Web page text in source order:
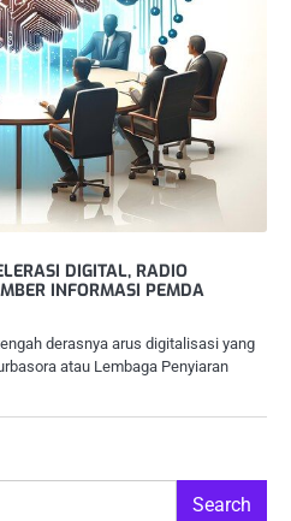
DIGITAL, RADIO
INFORMASI PEMDA
derasnya arus digitalisasi yang
atau Lembaga Penyiaran
Search